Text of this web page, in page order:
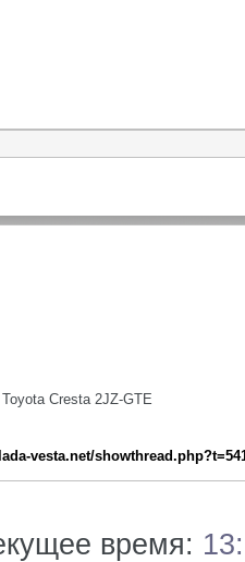
Cresta 2JZ-GTE
vesta.net/
время: